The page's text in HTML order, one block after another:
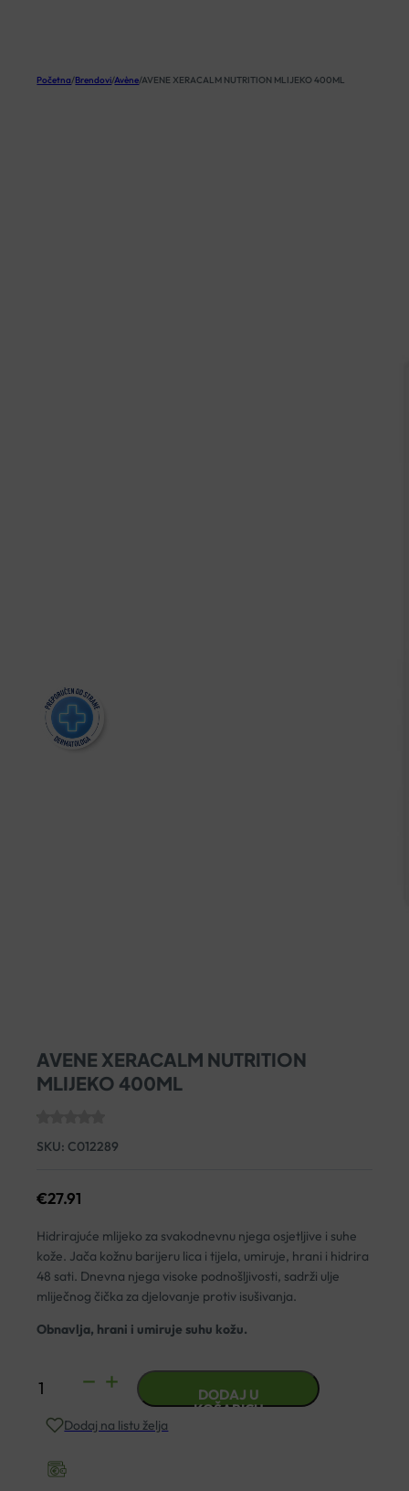
Početna/Brendovi/Avène/AVENE XERACALM NUTRITION MLIJEKO 400ML
AVENE XERACALM NUTRITION
MLIJEKO 400ML
SKU: C012289
€27.91
Hidrirajuće mlijeko za svakodnevnu njega osjetljive i suhe
kože. Jača kožnu barijeru lica i tijela, umiruje, hrani i hidrira
48 sati. Dnevna njega visoke podnošljivosti, sadrži ulje
mliječnog čička za djelovanje protiv isušivanja.
Obnavlja, hrani i umiruje suhu kožu.
AVENE
NUTRITION
400ML
DODAJ U
KOŠARICU
Dodaj na listu želja